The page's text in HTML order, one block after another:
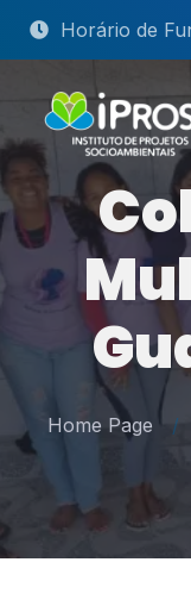
Horário de
Home Page